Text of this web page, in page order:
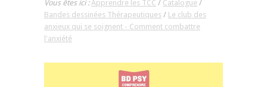
Vous êtes ici :Apprendre les TCC / Catalogue /
Bandes dessinées Thérapeutiques / Le club des
anxieux qui se soignent - Comment combattre
l'anxiété